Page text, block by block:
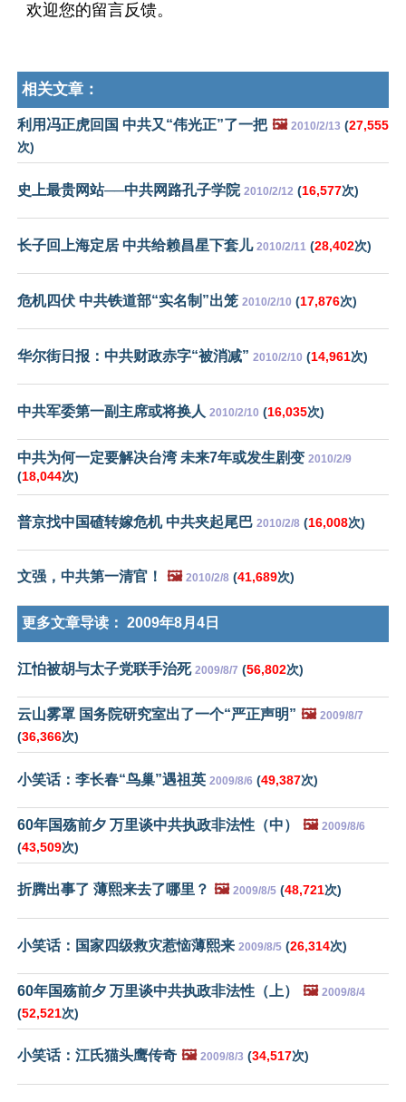
欢迎您的留言反馈。
相关文章：
利用冯正虎回国 中共又“伟光正”了一把 🖼️ 2010/2/13 (27,555
次)
史上最贵网站──中共网路孔子学院 2010/2/12 (16,577次)
长子回上海定居 中共给赖昌星下套儿 2010/2/11 (28,402次)
危机四伏 中共铁道部“实名制”出笼 2010/2/10 (17,876次)
华尔街日报：中共财政赤字“被消减” 2010/2/10 (14,961次)
中共军委第一副主席或将换人 2010/2/10 (16,035次)
中共为何一定要解决台湾 未来7年或发生剧变 2010/2/9
(18,044次)
普京找中国碴转嫁危机 中共夹起尾巴 2010/2/8 (16,008次)
文强，中共第一清官！ 🖼️ 2010/2/8 (41,689次)
更多文章导读： 2009年8月4日
江怕被胡与太子党联手治死 2009/8/7 (56,802次)
云山雾罩 国务院研究室出了一个“严正声明” 🖼️ 2009/8/7
(36,366次)
小笑话：李长春“鸟巢”遇祖英 2009/8/6 (49,387次)
60年国殇前夕 万里谈中共执政非法性（中） 🖼️ 2009/8/6
(43,509次)
折腾出事了 薄熙来去了哪里？ 🖼️ 2009/8/5 (48,721次)
小笑话：国家四级救灾惹恼薄熙来 2009/8/5 (26,314次)
60年国殇前夕 万里谈中共执政非法性（上） 🖼️ 2009/8/4
(52,521次)
小笑话：江氏猫头鹰传奇 🖼️ 2009/8/3 (34,517次)